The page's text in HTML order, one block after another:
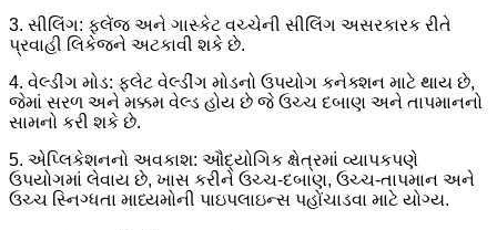
3. સીલિંગ: ફ્લેંજ અને ગાસ્કેટ વચ્ચેની સીલિંગ અસરકારક રીતે
પ્રવાહી લિકેજને અટકાવી શકે છે.
4. વેલ્ડીંગ મોડ: ફ્લેટ વેલ્ડીંગ મોડનો ઉપયોગ કનેક્શન માટે થાય છે,
જેમાં સરળ અને મક્કમ વેલ્ડ હોય છે જે ઉચ્ચ દબાણ અને તાપમાનનો
સામનો કરી શકે છે.
5. એપ્લિકેશનનો અવકાશ: ઔદ્યોગિક ક્ષેત્રમાં વ્યાપકપણે
ઉપયોગમાં લેવાય છે, ખાસ કરીને ઉચ્ચ-દબાણ, ઉચ્ચ-તાપમાન અને
ઉચ્ચ સ્નિગ્ધતા માધ્યમોની પાઇપલાઇન્સ પહોંચાડવા માટે યોગ્ય.